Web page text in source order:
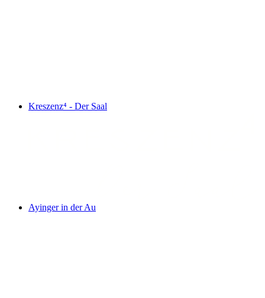
Kreszenz⁴ - Der Saal
Ayinger in der Au